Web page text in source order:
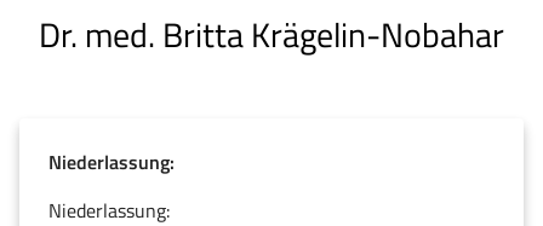
Dr. med. Britta Krägelin-Nobahar
Niederlassung:
Niederlassung: